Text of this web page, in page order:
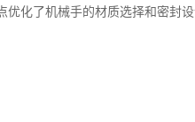
化了机械手的材质选择和密封